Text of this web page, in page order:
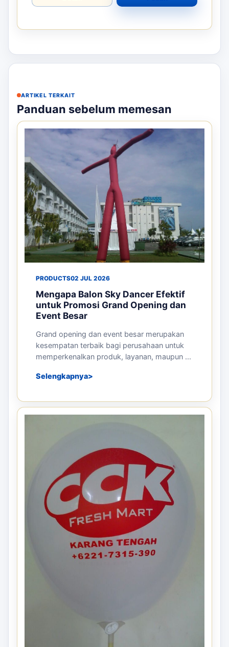
ARTIKEL TERKAIT
Panduan sebelum memesan
PRODUCTS02 JUL 2026
Mengapa Balon Sky Dancer Efektif
untuk Promosi Grand Opening dan
Event Besar
Grand opening dan event besar merupakan
kesempatan terbaik bagi perusahaan untuk
memperkenalkan produk, layanan, maupun ...
Selengkapnya